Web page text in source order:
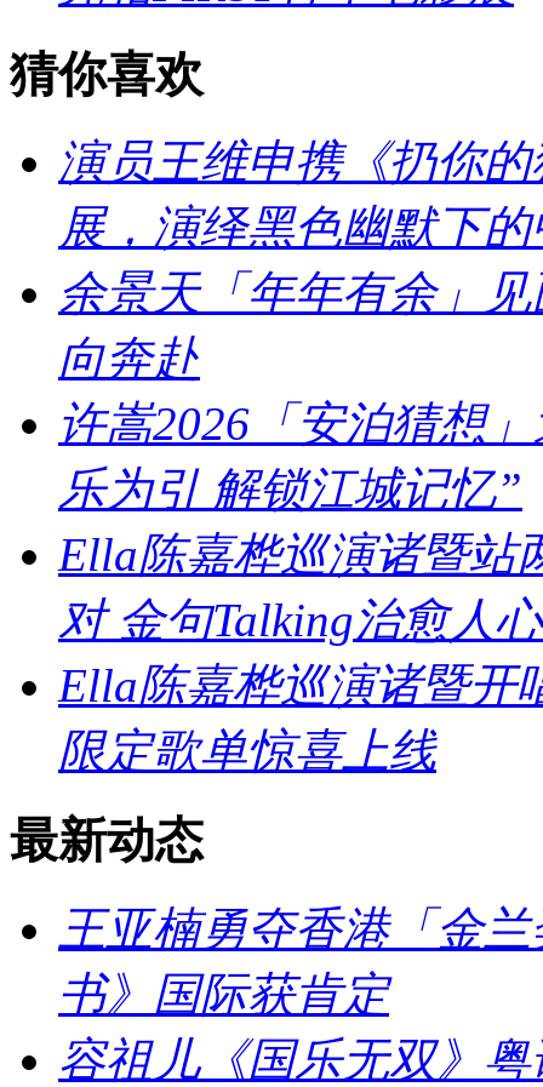
猜你喜欢
演员王维申携《扔你
展，演绎黑色幽默下
余景天「年年有余」
向奔赴
许嵩2026「安泊猜想
乐为引 解锁江城记忆”
Ella陈嘉桦巡演诸暨站
对 金句Talking治愈人心
Ella陈嘉桦巡演诸暨开
限定歌单惊喜上线
最新动态
王亚楠勇夺香港「金
书》国际获肯定
容祖儿《国乐无双》